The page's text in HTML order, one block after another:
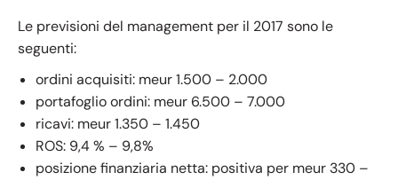
Le previsioni del management per il 2017 sono le
seguenti:
ordini acquisiti: meur 1.500 – 2.000
portafoglio ordini: meur 6.500 – 7.000
ricavi: meur 1.350 – 1.450
ROS: 9,4 % – 9,8%
posizione finanziaria netta: positiva per meur 330 –